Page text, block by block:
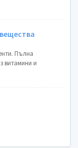
Пълна
витамини и